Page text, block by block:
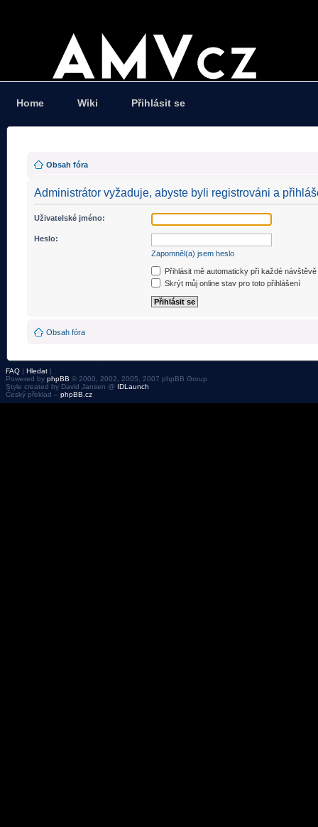
Home Wiki Přihlásit se
Obsah fóra
Administrátor vyžaduje, abyste byli registrováni a
Uživatelské jméno:
Heslo:
Zapomněl(a) jsem heslo
Přihlásit mě automaticky při každé návštěvě
Skrýt můj online stav pro toto přihlášení
Obsah fóra
FAQ | Hledat |
Powered by phpBB © 2000, 2002, 2005, 2007 phpBB Group
Style created by David Jansen @ IDLaunch
Český překlad – phpBB.cz